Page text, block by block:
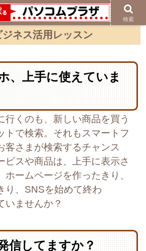
ネス活用レッスン
、上手に使えていま
行くのも、新しい商品を買う
トで検索。それもスマートフ
客さまが検索するチャンス
ビスや商品は、上手に表示さ
ホームページを作ったきり、
り、SNSを始めて終わ
いませんか？
信してますか？
検索